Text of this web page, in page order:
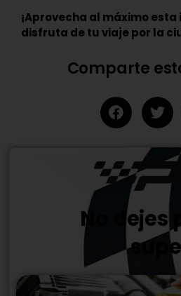
¡Aprovecha al máximo esta
disfruta de tu viaje por la
Comparte
No dejes